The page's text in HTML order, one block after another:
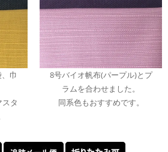
巾
タ
8号バイオ帆布(パープル)とプ
ラムを合わせました。
同系色もおすすめです。